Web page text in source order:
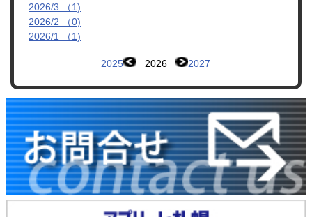
2026/3 （1)
2026/2 （0)
2026/1 （1)
2025 2026 2027